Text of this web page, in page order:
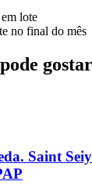
lote
no final do mês
Saint